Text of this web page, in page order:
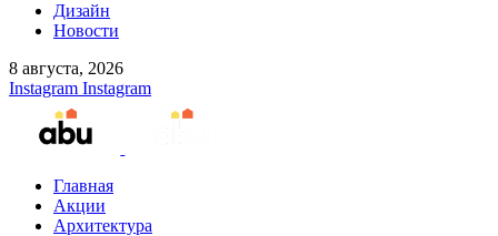
Дизайн
Новости
8 августа, 2026
Instagram Instagram
Главная
Акции
Архитектура